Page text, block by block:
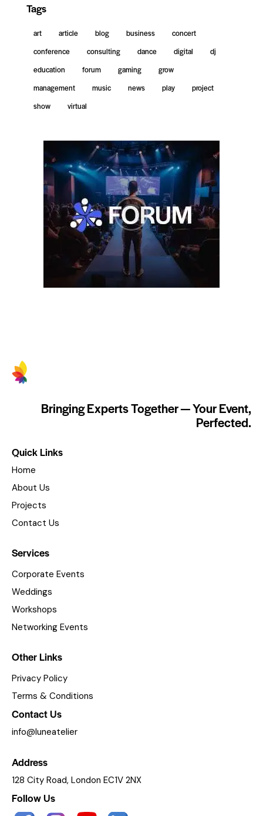
Tags
art article blog business
concert
conference
consulting dance digital
dj
education
forum gaming
grow
management
music news play
project
show
virtual
Bringing Experts Together — Your Event,
Perfected.
Quick Links
Home
About Us
Projects
Contact Us
Services
Corporate Events
Weddings
Workshops
Networking Events
Other Links
Privacy Policy
Terms & Conditions
Contact Us
info@luneatelier
Address
128 City Road, London EC1V 2NX
Follow Us